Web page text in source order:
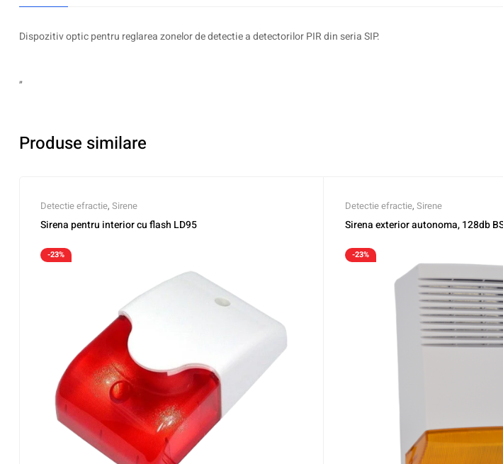
Dispozitiv optic pentru reglarea zonelor de detectie a detectorilor PIR din seria SIP.
„
Produse similare
Detectie efractie, Sirene
Sirena pentru interior cu flash LD95
-23%
Detectie efractie, Sirene
Sirena exterior autonoma, 128db
-23%